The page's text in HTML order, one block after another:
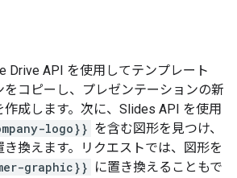
Drive API を使用してテンプレート
をコピーし、プレゼンテーションの新
作成します。次に、Slides API を使用
logo}} を含む図形を見つけ、
換えます。リクエストでは、図形を
graphic}} に置き換えることもで